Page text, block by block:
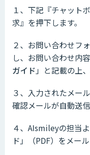
１、下記『チャット
求』を押下します。
２、お問い合わせフ
し、お問い合わせ内
ガイド 」と記載の上
３、入力されたメー
確認メールが自動送信
４、AIsmileyの担当
ド」（PDF）をメー